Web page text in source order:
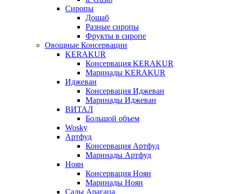
Сиропы
Дошаб
Разные сиропы
Фрукты в сиропе
Овощные Консервации
KERAKUR
Консервация KERAKUR
Маринады KERAKUR
Иджеван
Консервация Иджеван
Маринады Иджеван
ВИТАЛ
Большой объем
Wosky
Артфуд
Консервация Артфуд
Маринады Артфуд
Ноян
Консервация Ноян
Маринады Ноян
Сады Арагаца